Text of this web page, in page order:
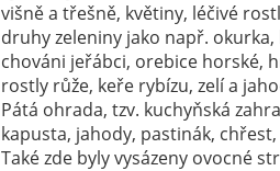
višně a třešně, květiny, léčivé
druhy zeleniny jako např.
chováni jeřábci, orebice horské,
rostly růže, keře rybízu, zelí a
Pátá ohrada, tzv. kuchyňská
kapusta, jahody, pastinák,
Také zde byly vysázeny ovocné